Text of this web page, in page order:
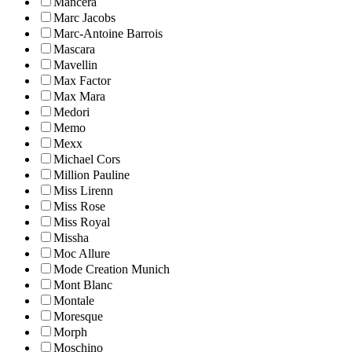
Marc Jacobs
Marc-Antoine Barrois
Mascara
Mavellin
Max Factor
Max Mara
Medori
Memo
Mexx
Michael Cors
Million Pauline
Miss Lirenn
Miss Rose
Miss Royal
Missha
Moc Allure
Mode Creation Munich
Mont Blanc
Montale
Moresque
Morph
Moschino